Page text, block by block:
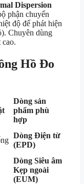
Dispersion
phận chuyển
độ để phát hiện
Chuyên dùng
cao.
Hồ Đo
Dòng sản
phẩm phù
hợp
Dòng Điện từ
(EPD)
Dòng Siêu âm
Kẹp ngoài
(EUM)